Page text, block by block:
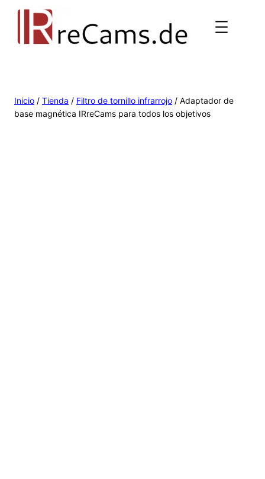
Inicio / Tienda / Filtro de tornillo infrarrojo / Adaptador de
base magnética IRreCams para todos los objetivos